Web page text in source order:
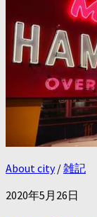
About city/雑記
2020年5月26日